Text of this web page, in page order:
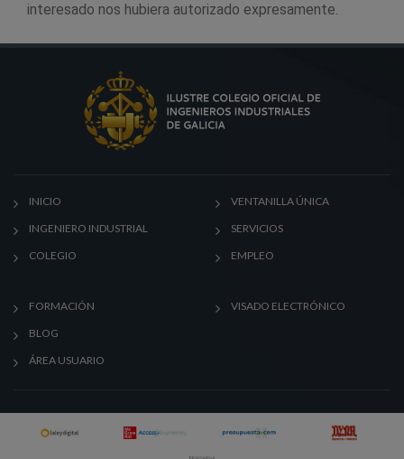
interesado nos hubiera autorizado expresamente.
INICIO
INGENIERO INDUSTRIAL
COLEGIO
VENTANILLA ÚNICA
SERVICIOS
EMPLEO
FORMACIÓN
BLOG
ÁREA USUARIO
VISADO ELECTRÓNICO